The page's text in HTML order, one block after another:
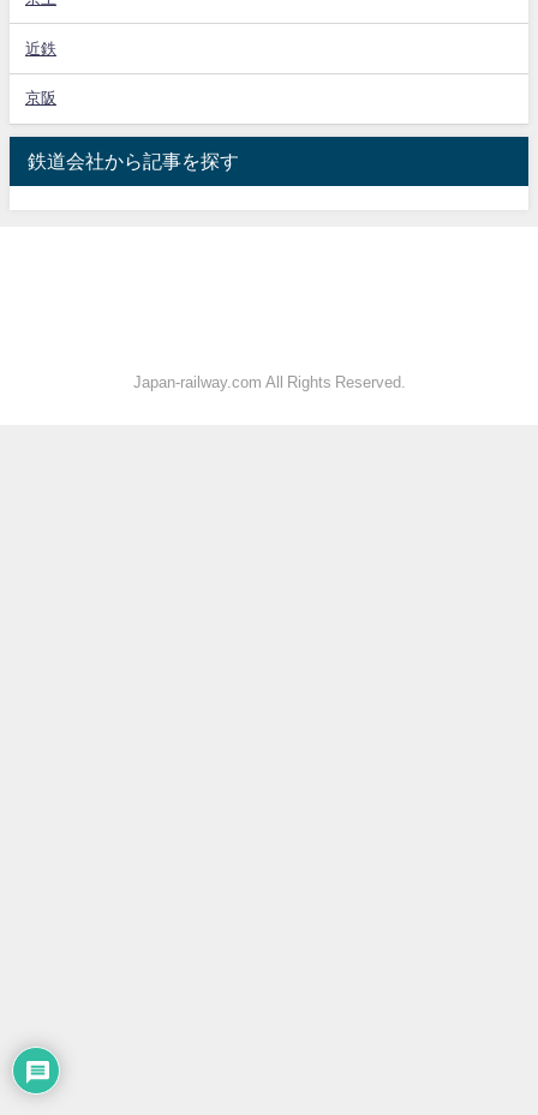
近鉄
京阪
鉄道会社から記事を探す
Japan-railway.com All Rights Reserved.